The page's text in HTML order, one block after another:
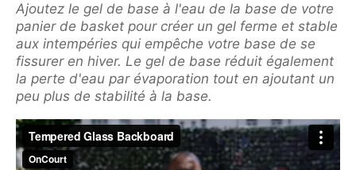
Ajoutez le gel de base à l'eau de la base de votre
panier de basket pour créer un gel ferme et stable
aux intempéries qui empêche votre base de se
fissurer en hiver. Le gel de base réduit également
la perte d'eau par évaporation tout en ajoutant un
peu plus de stabilité à la base.